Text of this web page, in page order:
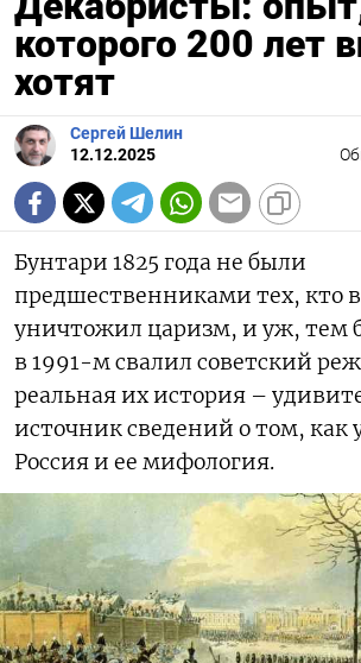
которого 200 лет
хотят
Сергей Шелин
12.12.2025
Бунтари 1825 года не были
предшественниками тех, кто
уничтожил царизм, и уж, тем
в 1991-м свалил советский
реальная их история –
источник сведений о том, как
Россия и ее мифология.